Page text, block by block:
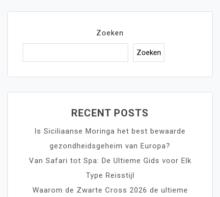
Zoeken
Zoeken
RECENT POSTS
Is Siciliaanse Moringa het best bewaarde
gezondheidsgeheim van Europa?
Van Safari tot Spa: De Ultieme Gids voor Elk
Type Reisstijl
Waarom de Zwarte Cross 2026 de ultieme